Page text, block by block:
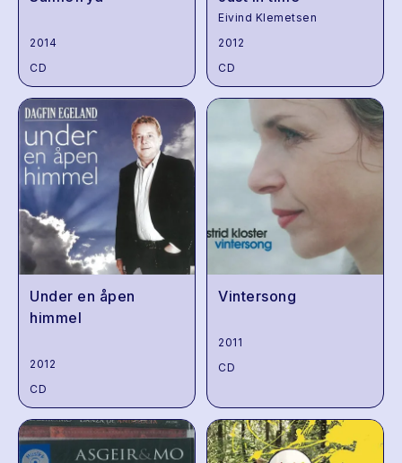
2014
CD
Eivind Klemetsen
2012
CD
Under en åpen
himmel
2012
CD
Vintersong
2011
CD